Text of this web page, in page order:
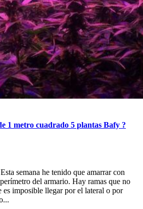
1 metro cuadrado 5 plantas Bafy ?
semana he tenido que amarrar con
del armario. Hay ramas que no
es imposible llegar por el lateral o por